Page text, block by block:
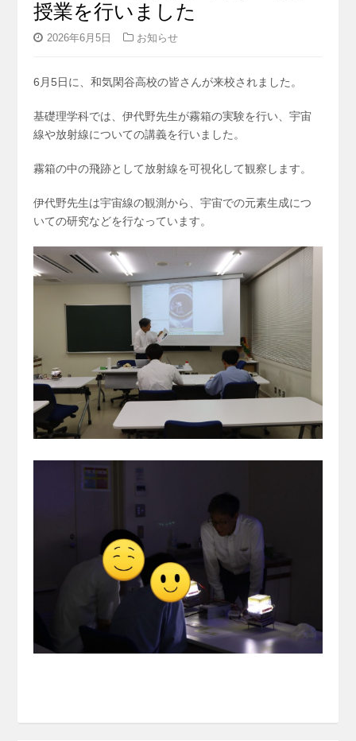
授業を行いました
2026年6月5日 お知らせ
6月5日に、和気閑谷高校の皆さんが来校されました。
基礎理学科では、伊代野先生が霧箱の実験を行い、宇宙
線や放射線についての講義を行いました。
霧箱の中の飛跡として放射線を可視化して観察します。
伊代野先生は宇宙線の観測から、宇宙での元素生成につ
いての研究などを行なっています。